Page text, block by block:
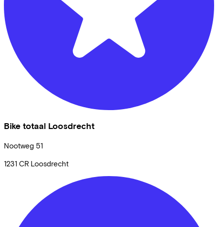
Bike totaal Loosdrecht
Nootweg 51
1231 CR Loosdrecht